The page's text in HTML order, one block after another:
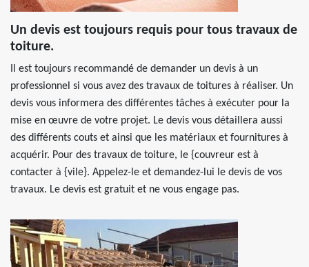
Un devis est toujours requis pour tous travaux de
toiture.
Il est toujours recommandé de demander un devis à un
professionnel si vous avez des travaux de toitures à réaliser. Un
devis vous informera des différentes tâches à exécuter pour la
mise en œuvre de votre projet. Le devis vous détaillera aussi
des différents couts et ainsi que les matériaux et fournitures à
acquérir. Pour des travaux de toiture, le {couvreur est à
contacter à {vile}. Appelez-le et demandez-lui le devis de vos
travaux. Le devis est gratuit et ne vous engage pas.